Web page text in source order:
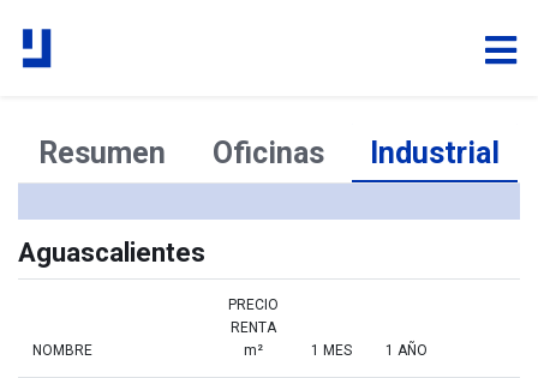
Resumen Oficinas Industrial
Aguascalientes
NOMBRE
PRECIO
RENTA
m²
1 MES 1 AÑO